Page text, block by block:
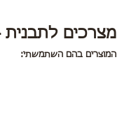
מצרכים לתבנית 24*24 ס״מ
המוצרים בהם השתמשתי: